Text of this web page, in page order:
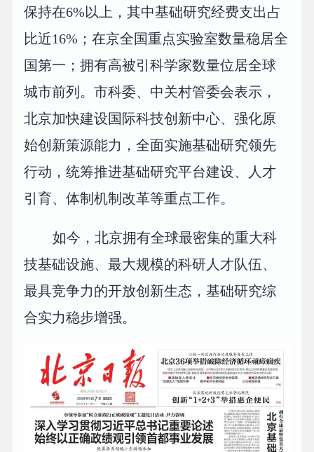
保持在6%以上，其中基础研究经费支出占
比近16%；在京全国重点实验室数量稳居全
国第一；拥有高被引科学家数量位居全球
城市前列。市科委、中关村管委会表示，
北京加快建设国际科技创新中心、强化原
始创新策源能力，全面实施基础研究领先
行动，统筹推进基础研究平台建设、人才
引育、体制机制改革等重点工作。
如今，北京拥有全球最密集的重大科
技基础设施、最大规模的科研人才队伍、
最具竞争力的开放创新生态，基础研究综
合实力稳步增强。